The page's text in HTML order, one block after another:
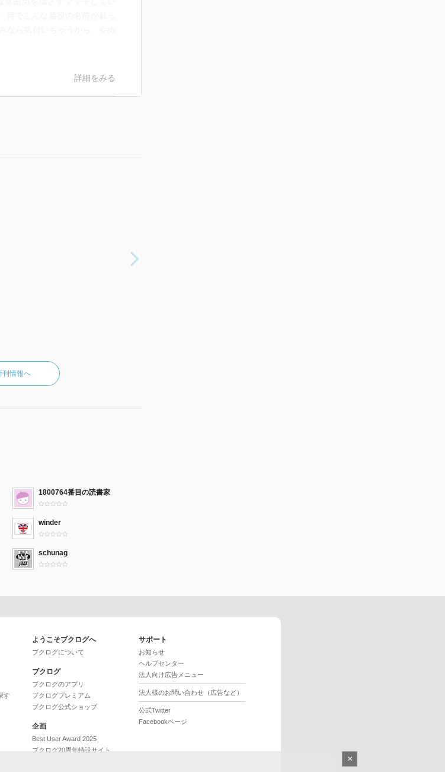
詳細をみる
刊情報へ
1800764番目の読書家
winder
schunag
す
ようこそブクログへ
ブクログについて
ブクログ
ブクログのアプリ
ブクログプレミアム
ブクログ公式ショップ
企画
Best User Award 2025
ブクログ20周年特設サイト
サポート
お知らせ
ヘルプセンター
法人向け広告メニュー
法人様のお問い合わせ（広告など）
公式Twitter
Facebookページ
×